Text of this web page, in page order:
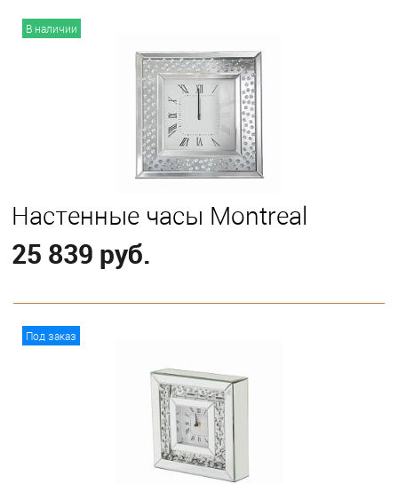
В наличии
Настенные часы Montreal
25 839 руб.
Под заказ